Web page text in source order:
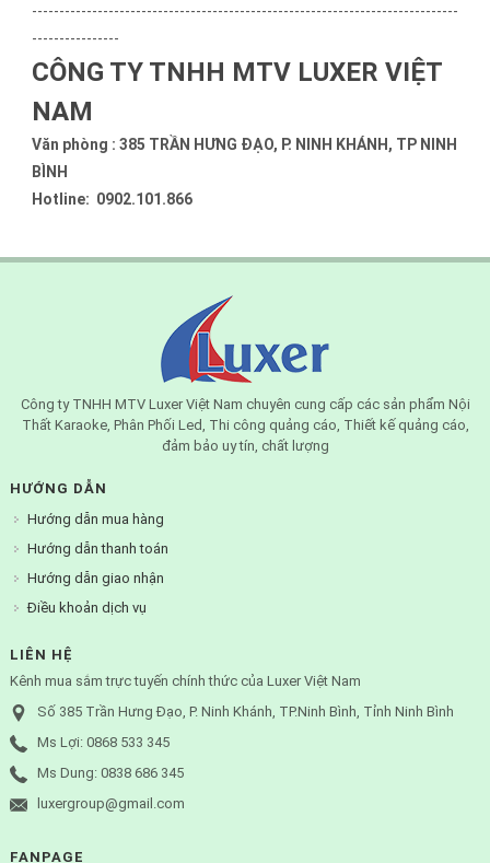
------------------------------------------------------------------------------
----------------
CÔNG TY TNHH MTV LUXER VIỆT
NAM
Văn phòng : 385 TRẦN HƯNG ĐẠO, P. NINH KHÁNH, TP NINH
BÌNH
Hotline: 0902.101.866
Công ty TNHH MTV Luxer Việt Nam chuyên cung cấp các sản phẩm Nội
Thất Karaoke, Phân Phối Led, Thi công quảng cáo, Thiết kế quảng cáo,
đảm bảo uy tín, chất lượng
HƯỚNG DẪN
Hướng dẫn mua hàng
Hướng dẫn thanh toán
Hướng dẫn giao nhận
Điều khoản dịch vụ
LIÊN HỆ
Kênh mua sắm trực tuyến chính thức của Luxer Việt Nam
Số 385 Trần Hưng Đạo, P. Ninh Khánh, TP.Ninh Bình, Tỉnh Ninh Bình
Ms Lợi: 0868 533 345
Ms Dung: 0838 686 345
luxergroup@gmail.com
FANPAGE